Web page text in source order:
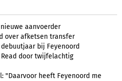
aanvoerder
over afketsen transfer
bij Feyenoord
door twijfelachtig
"Daarvoor heeft Feyenoord me